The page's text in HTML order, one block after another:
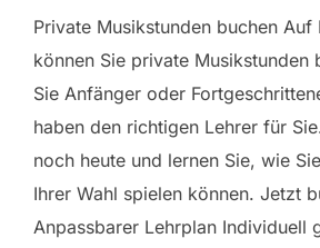
Private Musikstunden buchen Auf
können Sie private Musikstunden
Sie Anfänger oder
haben den richtigen Lehrer für
noch heute und lernen Sie, wie
Ihrer Wahl spielen können. Jetzt
Anpassbarer Lehrplan Individuell